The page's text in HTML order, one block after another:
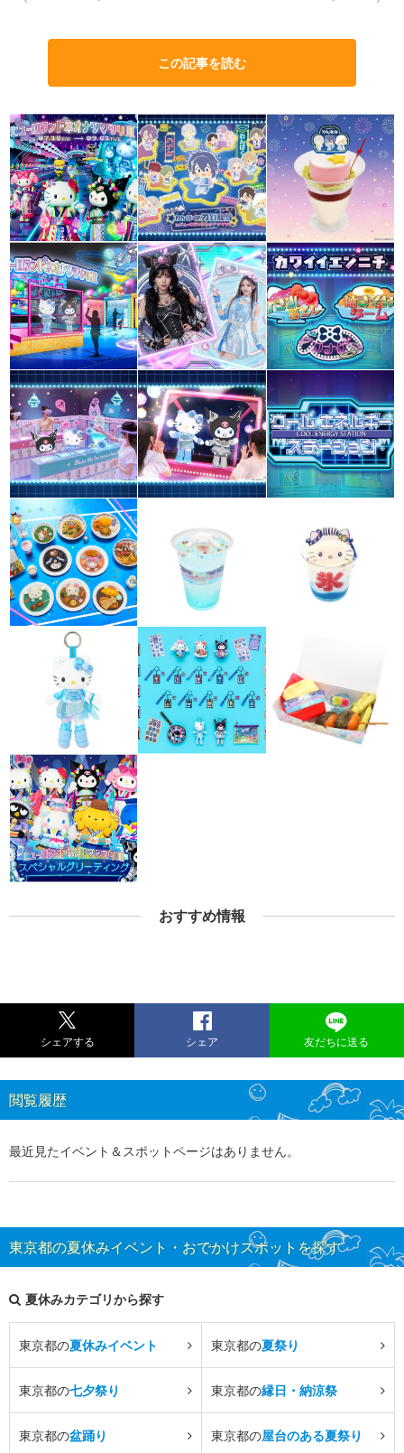
この記事を読む
おすすめ情報
シェアする シェア 友だちに送る
閲覧履歴
最近見たイベント＆スポットページはありません。
東京都の夏休みイベント・おでかけスポットを探す
夏休みカテゴリから探す
東京都の夏休みイベント 東京都の夏祭り
東京都の七夕祭り 東京都の縁日・納涼祭
東京都の盆踊り 東京都の屋台のある夏祭り